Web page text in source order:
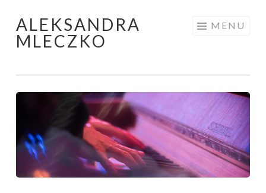
Skip to content
ALEKSANDRA
MLECZKO
MENU